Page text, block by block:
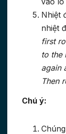
Nhiệt
nhiệt
first
to the
again
Then
Chú ý: